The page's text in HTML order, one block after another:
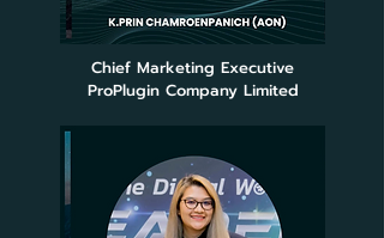
Chief Marketing Executive
ProPlugin Company Limited